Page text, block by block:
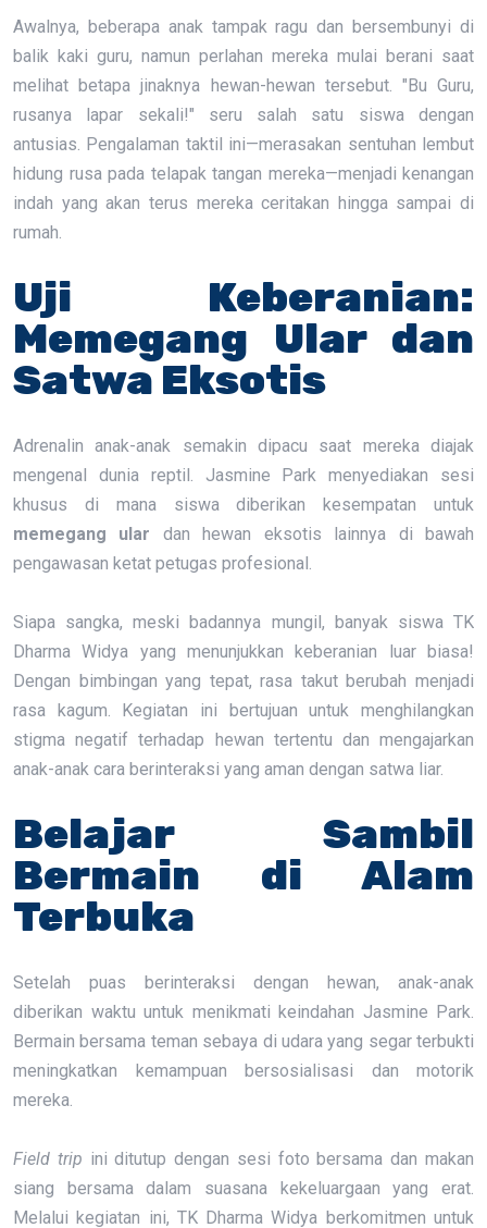
Awalnya, beberapa anak tampak ragu dan bersembunyi di
balik kaki guru, namun perlahan mereka mulai berani saat
melihat betapa jinaknya hewan-hewan tersebut. "Bu Guru,
rusanya lapar sekali!" seru salah satu siswa dengan
antusias. Pengalaman taktil ini—merasakan sentuhan lembut
hidung rusa pada telapak tangan mereka—menjadi kenangan
indah yang akan terus mereka ceritakan hingga sampai di
rumah.
Uji Keberanian:
Memegang Ular dan
Satwa Eksotis
Adrenalin anak-anak semakin dipacu saat mereka diajak
mengenal dunia reptil. Jasmine Park menyediakan sesi
khusus di mana siswa diberikan kesempatan untuk
memegang ular dan hewan eksotis lainnya di bawah
pengawasan ketat petugas profesional.
Siapa sangka, meski badannya mungil, banyak siswa TK
Dharma Widya yang menunjukkan keberanian luar biasa!
Dengan bimbingan yang tepat, rasa takut berubah menjadi
rasa kagum. Kegiatan ini bertujuan untuk menghilangkan
stigma negatif terhadap hewan tertentu dan mengajarkan
anak-anak cara berinteraksi yang aman dengan satwa liar.
Belajar Sambil
Bermain di Alam
Terbuka
Setelah puas berinteraksi dengan hewan, anak-anak
diberikan waktu untuk menikmati keindahan Jasmine Park.
Bermain bersama teman sebaya di udara yang segar terbukti
meningkatkan kemampuan bersosialisasi dan motorik
mereka.
Field trip ini ditutup dengan sesi foto bersama dan makan
siang bersama dalam suasana kekeluargaan yang erat.
Melalui kegiatan ini, TK Dharma Widya berkomitmen untuk